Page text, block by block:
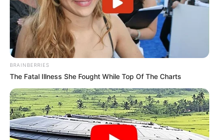
BRAINBERRIES
The Fatal Illness She Fought While Top Of The Charts